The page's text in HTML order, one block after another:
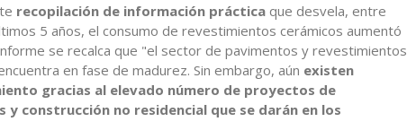
recopilación de información práctica que desvela, entre
5 años, el consumo de revestimientos cerámicos aumentó
se recalca que "el sector de pavimentos y revestimientos
en fase de madurez. Sin embargo, aún existen
gracias al elevado número de proyectos de
y construcción no residencial que se darán en los